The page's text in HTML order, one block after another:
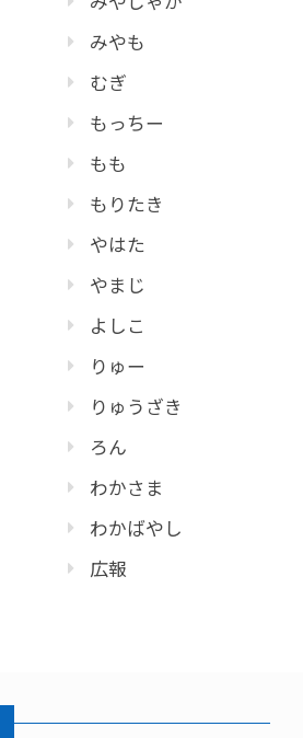
みやも
むぎ
もっちー
もも
もりたき
やはた
やまじ
よしこ
りゅー
りゅうざき
ろん
わかさま
わかばやし
広報